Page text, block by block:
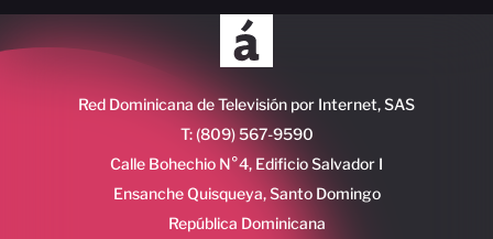
Red Dominicana de Televisión por Internet, SAS
T: (809) 567-9590
Calle Bohechio N°4, Edificio Salvador I
Ensanche Quisqueya, Santo Domingo
República Dominicana